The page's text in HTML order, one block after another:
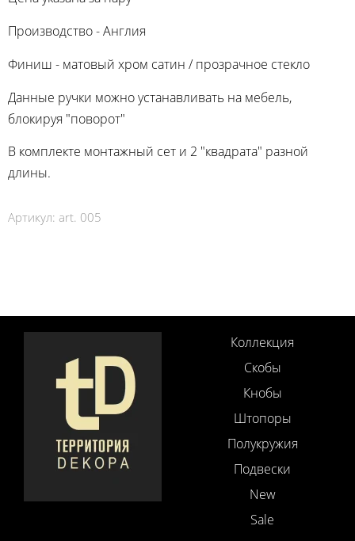
Производство - Англия
Финиш - матовый хром сатин / прозрачное стекло
Данные ручки можно устанавливать на мебель,
блокируя "поворот"
В комплекте монтажный сет и 2 "квадрата" разной
длины.
Артикул: art. 005
Коллекция
Скобы
Кнобы
Штопоры
Полукружия
Подвески
New
Sale